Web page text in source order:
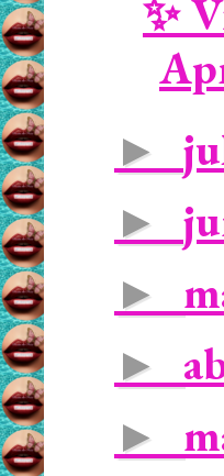
✨
►
►
►
►
►